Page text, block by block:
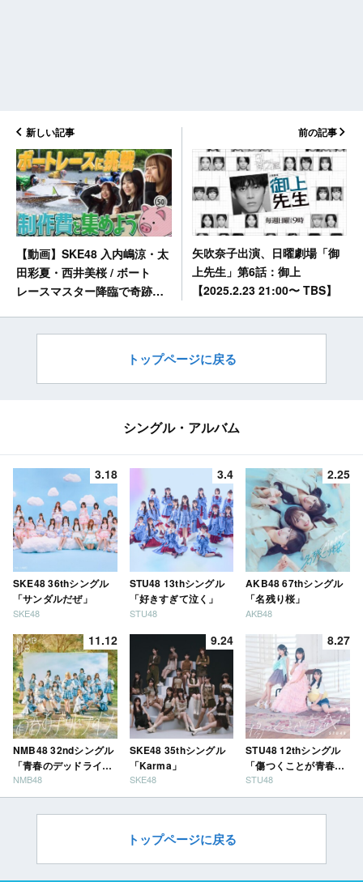
新しい記事
【動画】SKE48 入内嶋涼・太
田彩夏・西井美桜 / ボート
レースマスター降臨で奇跡は
前の記事
矢吹奈子出演、日曜劇場「御
上先生」第6話：御上
【2025.2.23 21:00〜 TBS】
トップページに戻る
シングル・アルバム
3.18
SKE48 36thシングル
「サンダルだぜ」
SKE48
3.4
STU48 13thシングル
「好きすぎて泣く」
STU48
2.25
AKB48 67thシングル
「名残り桜」
AKB48
11.12
NMB48 32ndシングル
「青春のデッドライ
ン」
NMB48
9.24
SKE48 35thシングル
「Karma」
SKE48
8.27
STU48 12thシングル
「傷つくことが青春
だ」
STU48
トップページに戻る